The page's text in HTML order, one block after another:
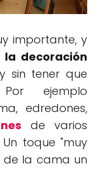
importante, y
la decoración
y sin tener que
ejemplo
edredones,
de varios
toque "muy
de la cama un